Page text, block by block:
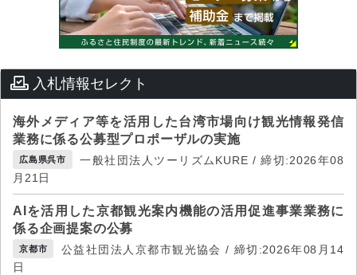
入札情報セレクト
海外メディア等を活用した台湾市場向け観光情報発信
業務に係る公募型プロポーザルの実施
広島県呉市
一般社団法人ツーリズムKURE / 締切:2026年08
月21日
AIを活用した京都観光案内機能の活用促進事業業務に
係る企画提案の公募
京都市
公益社団法人京都市観光協会 / 締切:2026年08月14
日